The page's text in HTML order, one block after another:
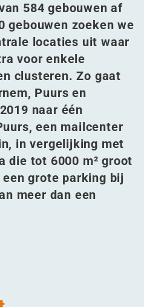
584 gebouwen af
gebouwen zoeken we
locaties uit waar
voor enkele
clusteren. Zo gaat
Puurs en
naar één
een mailcenter
in vergelijking met
die tot 6000 m² groot
grote parking bij
meer dan een